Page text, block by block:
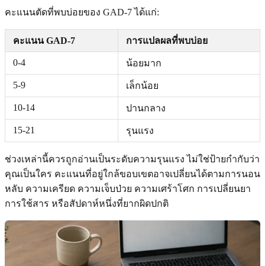
คะแนนตัดที่พบบ่อยของ GAD-7 ได้แก่:
คะแนน GAD-7 การแปลผลที่พบบ่อย
0-4 น้อยมาก
5-9 เล็กน้อย
10-14 ปานกลาง
15-21 รุนแรง
ช่วงเหล่านี้ควรถูกอ่านเป็นระดับความรุนแรง ไม่ใช่ป้ายกำกับว่า
คุณเป็นใคร คะแนนที่อยู่ใกล้ขอบเขตอาจเปลี่ยนได้ตามการนอน
หลับ ความเครียด ความเจ็บป่วย ความเศร้าโศก การเปลี่ยนยา
การใช้สาร หรือสัปดาห์หนึ่งที่ยากผิดปกติ